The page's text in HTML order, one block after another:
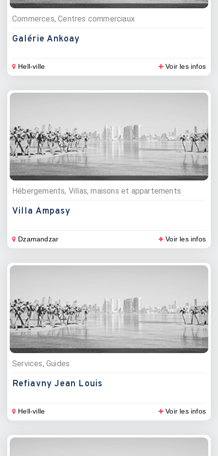
Commerces, Centres commerciaux
Galérie Ankoay
Hell-ville Voir les infos
Hébergements, Villas, maisons et appartements
Villa Ampasy
Dzamandzar Voir les infos
Services, Guides
Refiavny Jean Louis
Hell-ville Voir les infos